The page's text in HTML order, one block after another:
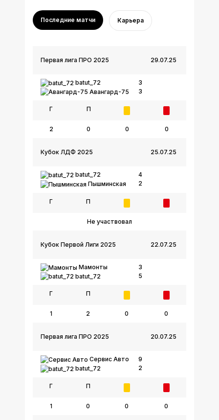
Последние матчи Карьера
29.07.25
Первая лига ПРО 2025
batut_72
Авангард-75
3
3
Г П
2 0 0 0
25.07.25
Кубок ЛДФ 2025
batut_72
Пышминская
4
2
Г П
Не участвовал
22.07.25
Кубок Первой Лиги 2025
Мамонты
batut_72
3
5
Г П
1 2 0 0
20.07.25
Первая лига ПРО 2025
Сервис Авто
batut_72
9
2
Г П
1 0 0 0